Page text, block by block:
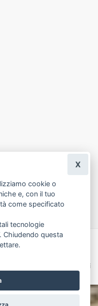
Siti ecommerce per Fioristi
Termini e Condizioni
cookie o
e, con il tuo
come specificato
tecnologie
Chiudendo questa
X